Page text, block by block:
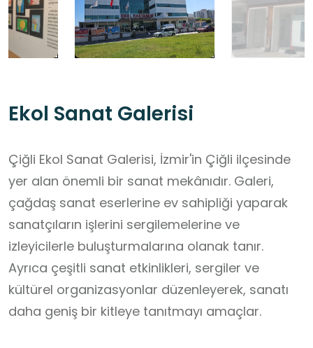
Ekol Sanat Galerisi
Çiğli Ekol Sanat Galerisi, İzmir'in Çiğli ilçesinde
yer alan önemli bir sanat mekânıdır. Galeri,
çağdaş sanat eserlerine ev sahipliği yaparak
sanatçıların işlerini sergilemelerine ve
izleyicilerle buluşturmalarına olanak tanır.
Ayrıca çeşitli sanat etkinlikleri, sergiler ve
kültürel organizasyonlar düzenleyerek, sanatı
daha geniş bir kitleye tanıtmayı amaçlar.